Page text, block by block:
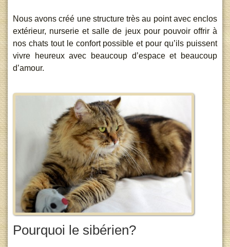
Nous avons créé une structure très au point avec enclos
extérieur, nurserie et salle de jeux pour pouvoir offrir à
nos chats tout le confort possible et pour qu’ils puissent
vivre heureux avec beaucoup d’espace et beaucoup
d’amour.
Pourquoi le sibérien?